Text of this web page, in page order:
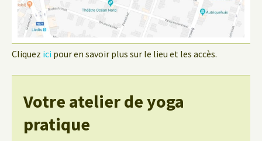
Cliquez ici pour en savoir plus sur le lieu et les accès.
Votre atelier de yoga
pratique